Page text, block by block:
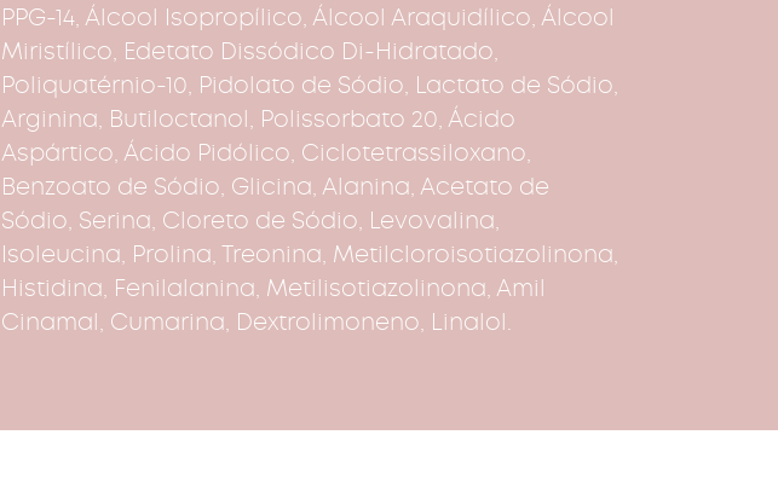
PPG-14, Álcool Isopropílico, Álcool Araquidílico, Álcool
Miristílico, Edetato Dissódico Di-Hidratado,
Poliquatérnio-10, Pidolato de Sódio, Lactato de Sódio,
Arginina, Butiloctanol, Polissorbato 20, Ácido
Aspártico, Ácido Pidólico, Ciclotetrassiloxano,
Benzoato de Sódio, Glicina, Alanina, Acetato de
Sódio, Serina, Cloreto de Sódio, Levovalina,
Isoleucina, Prolina, Treonina, Metilcloroisotiazolinona,
Histidina, Fenilalanina, Metilisotiazolinona, Amil
Cinamal, Cumarina, Dextrolimoneno, Linalol.